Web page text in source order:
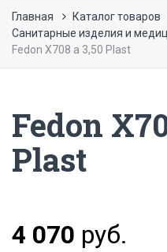
Главная
Каталог товаров
Санитарные изделия и
Fedon X708 a 3,50 Plast
Fedon
Plast
4 070 руб.